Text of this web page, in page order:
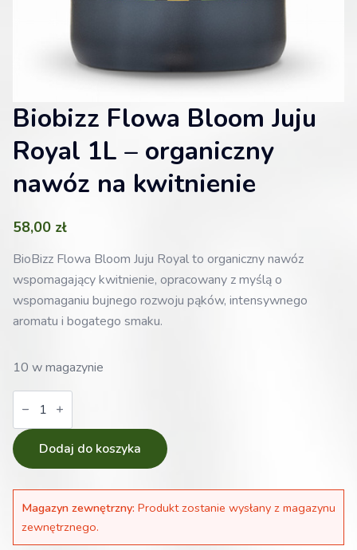
Biobizz Flowa Bloom Juju
Royal 1L – organiczny
nawóz na kwitnienie
58,00 zł
BioBizz Flowa Bloom Juju Royal to organiczny nawóz
wspomagający kwitnienie, opracowany z myślą o
wspomaganiu bujnego rozwoju pąków, intensywnego
aromatu i bogatego smaku.
10 w magazynie
ilość
Biobizz
Bloom
Juju
Royal
1L
-
nawóz
na
kwitnienie
Dodaj do koszyka
Magazyn zewnętrzny: Produkt zostanie wysłany z magazynu
zewnętrznego.